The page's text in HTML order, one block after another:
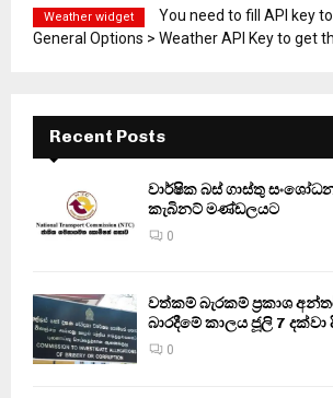
Weather widget
You need to fill API key
General Options > Weather API Key to get
Recent Posts
වාර්ෂික බස් ගාස්තු
කැබිනට් මණ්ඩලයට
0
වත්කම් බැරකම් ප්‍රකාශ
බාරදීමේ කාලය ජූලි 7 දක්වා
0